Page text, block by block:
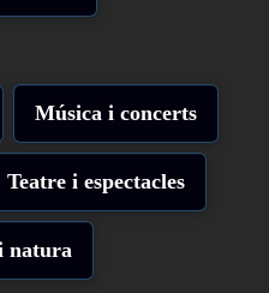
Música i concerts
Teatre i espectacles
natura